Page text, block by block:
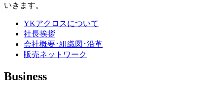
いきます。
YKアクロスについて
社長挨拶
会社概要･組織図･沿革
販売ネットワーク
Business